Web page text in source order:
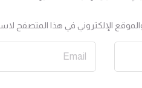
الإلكتروني في هذا المتصفح